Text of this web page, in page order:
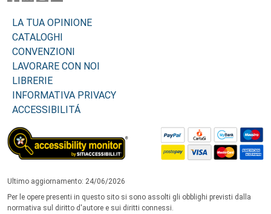
LA TUA OPINIONE
CATALOGHI
CONVENZIONI
LAVORARE CON NOI
LIBRERIE
INFORMATIVA PRIVACY
ACCESSIBILITÁ
Ultimo aggiornamento: 24/06/2026
Per le opere presenti in questo sito si sono assolti gli obblighi previsti dalla
normativa sul diritto d'autore e sui diritti connessi.